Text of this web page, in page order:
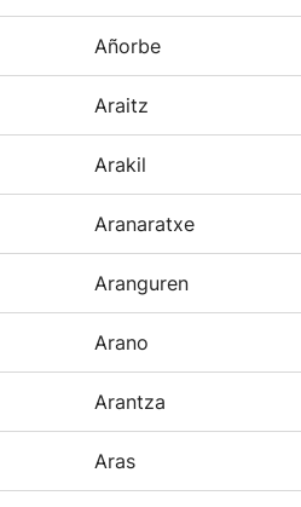
Añorbe
Araitz
Arakil
Aranaratxe
Aranguren
Arano
Arantza
Aras